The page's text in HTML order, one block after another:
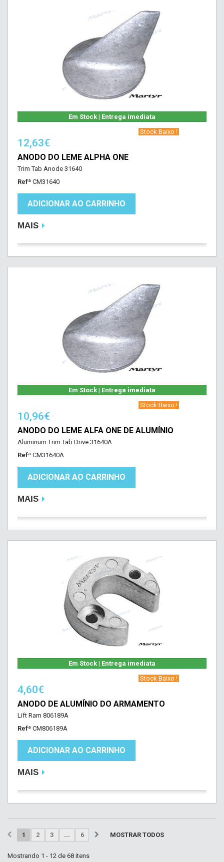
Em Stock | Entrega imediata
‎ Stock Baixo !‎ ‎
12,63€
ANODO DO LEME ALPHA ONE
Trim Tab Anode 31640
Refª CM31640
ADICIONAR AO CARRINHO
MAIS
Em Stock | Entrega imediata
‎ Stock Baixo !‎ ‎
10,96€
ANODO DO LEME ALFA ONE DE ALUMÍNIO
Aluminum Trim Tab Drive 31640A
Refª CM31640A
ADICIONAR AO CARRINHO
MAIS
Em Stock | Entrega imediata
‎ Stock Baixo !‎ ‎
4,60€
ANODO DE ALUMÍNIO DO ARMAMENTO
Lift Ram 806189A
Refª CM806189A
ADICIONAR AO CARRINHO
MAIS
MOSTRAR TODOS
1 2 3 ... 6
Mostrando 1 - 12 de 68 itens